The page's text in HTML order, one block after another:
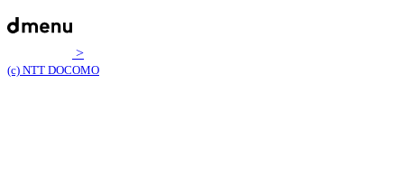
>
(c) NTT DOCOMO